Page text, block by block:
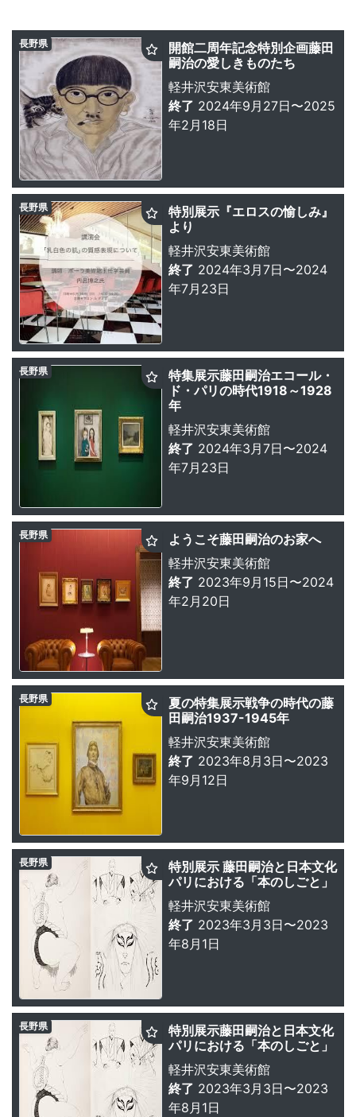
開館二周年記念特別企画藤田
嗣治の愛しきものたち
軽井沢安東美術館
終了 2024年9月27日〜2025
年2月18日
長野県
特別展示『エロスの愉しみ』
より
軽井沢安東美術館
終了 2024年3月7日〜2024
年7月23日
長野県
特集展示藤田嗣治エコール・
ド・パリの時代1918～1928
年
軽井沢安東美術館
終了 2024年3月7日〜2024
年7月23日
長野県
ようこそ藤田嗣治のお家へ
軽井沢安東美術館
終了 2023年9月15日〜2024
年2月20日
長野県
夏の特集展示戦争の時代の藤
田嗣治1937-1945年
軽井沢安東美術館
終了 2023年8月3日〜2023
年9月12日
長野県
特別展示 藤田嗣治と日本文化
パリにおける「本のしごと」
軽井沢安東美術館
終了 2023年3月3日〜2023
年8月1日
長野県
特別展示藤田嗣治と日本文化
パリにおける「本のしごと」
軽井沢安東美術館
終了 2023年3月3日〜2023
年8月1日
長野県